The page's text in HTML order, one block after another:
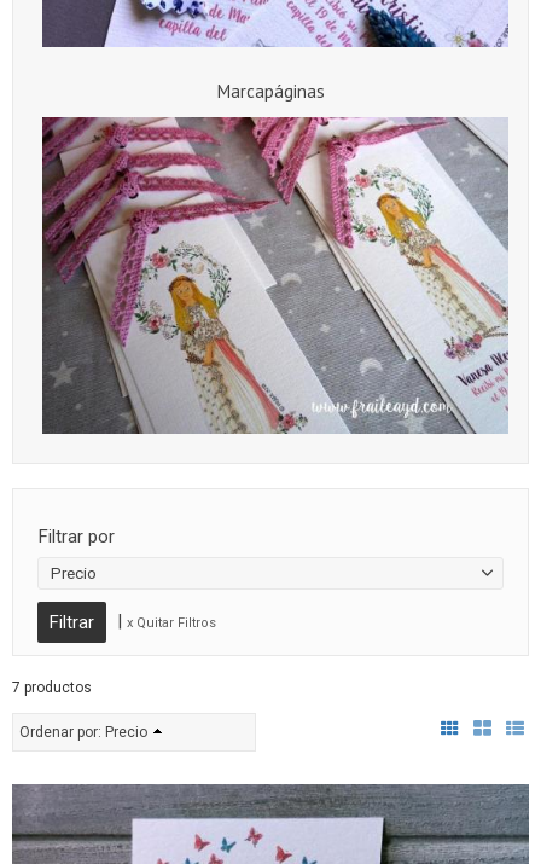
Marcapáginas
Filtrar por
Precio
| x Quitar Filtros
7 productos
Ordenar por: Precio